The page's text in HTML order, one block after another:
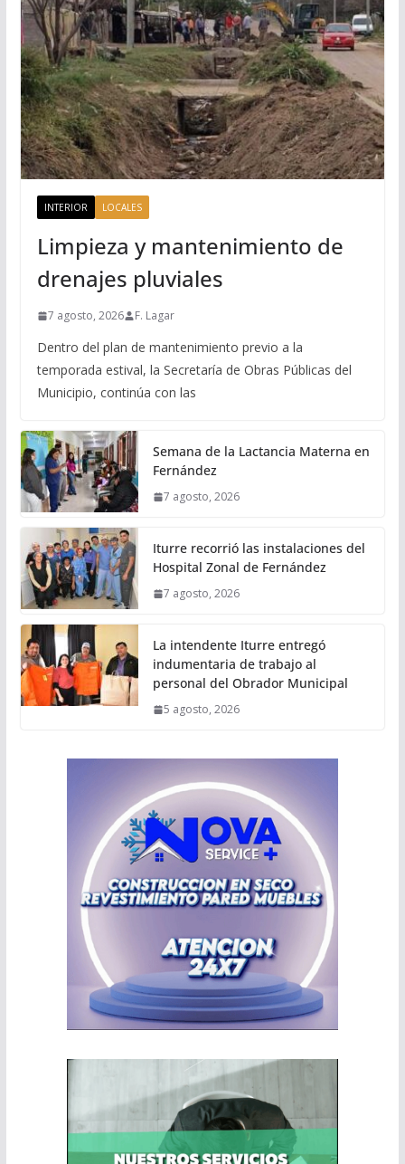
INTERIOR LOCALES
Limpieza y mantenimiento de
drenajes pluviales
7 agosto, 2026 F. Lagar
Dentro del plan de mantenimiento previo a la
temporada estival, la Secretaría de Obras Públicas del
Municipio, continúa con las
Semana de la Lactancia Materna en
Fernández
7 agosto, 2026
Iturre recorrió las instalaciones del
Hospital Zonal de Fernández
7 agosto, 2026
La intendente Iturre entregó
indumentaria de trabajo al
personal del Obrador Municipal
5 agosto, 2026